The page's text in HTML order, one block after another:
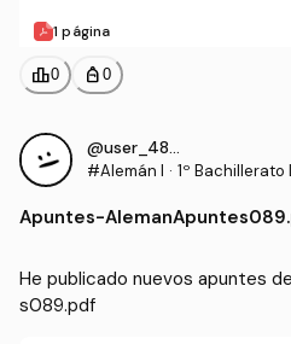
1 página
leaderboard0 personal_bag 0
@user_4855881
#Alemán I · 1º
Apuntes-
He publicado nuevos apuntes
s089.pdf